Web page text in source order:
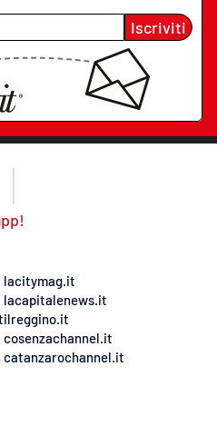
Iscriviti
lacitymag.it
lacapitalenews.it
ilreggino.it
cosenzachannel.it
catanzarochannel.it